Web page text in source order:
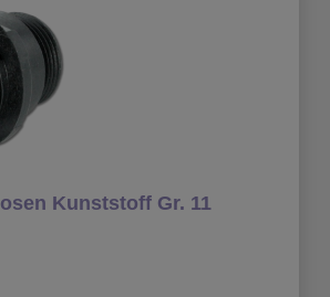
Kunststoff Gr. 11